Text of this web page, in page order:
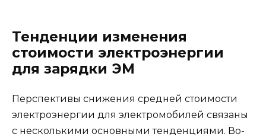
Тенденции изменения
стоимости электроэнергии
для зарядки ЭМ
Перспективы снижения средней стоимости
электроэнергии для электромобилей связаны
с несколькими основными тенденциями. Во-